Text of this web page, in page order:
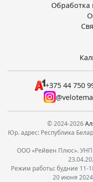
Обработка
+375 44 750
© 2024-2026
Юр. адрес: Республика
ООО «Рейвен Плюс». УНП
Режим работы: будние 11-
20 июня